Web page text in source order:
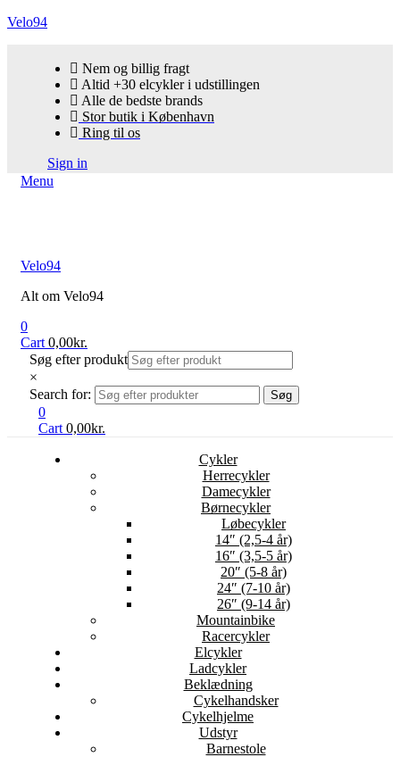
Velo94
Nem og billig fragt
Altid +30 elcykler i udstillingen
Alle de bedste brands
Stor butik i København
Ring til os
Sign in
Menu
Velo94
Alt om Velo94
0
Cart 0,00kr.
Søg efter produkt
×
Search for:
Søg
0
Cart 0,00kr.
Cykler
Herrecykler
Damecykler
Børnecykler
Løbecykler
14″ (2,5-4 år)
16″ (3,5-5 år)
20″ (5-8 år)
24″ (7-10 år)
26″ (9-14 år)
Mountainbike
Racercykler
Elcykler
Ladcykler
Beklædning
Cykelhandsker
Cykelhjelme
Udstyr
Barnestole